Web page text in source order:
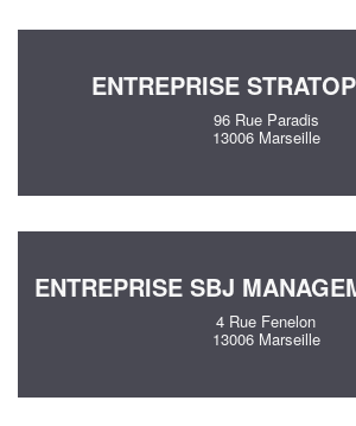
ENTREPRISE
96 Rue Paradis
13006 Marseille
ENTREPRISE SBJ
4 Rue Fenelon
13006 Marseille